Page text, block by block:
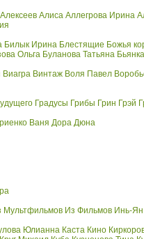
Алексеев Алиса Аллегрова Ирина
Билык Ирина Блестящие Божья
Ольга Буланова Татьяна Бьянка
Виагра Винтаж Воля Павел
Градусы Грибы Грин Грэй
Ваня Дора Дюна
Мультфильмов Из Фильмов Инь-Ян
Юлианна Каста Кино